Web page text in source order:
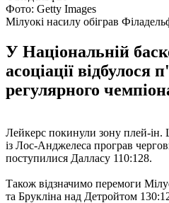
Фото: Getty Images
Мілуокі насилу обіграв
У Національній
асоціації відбулося
регулярного
Лейкерс покинули зону плей-ін.
із Лос-Анджелеса програв
поступилися Далласу 110:128.
Також відзначимо перемоги
та Брукліна над Детройтом